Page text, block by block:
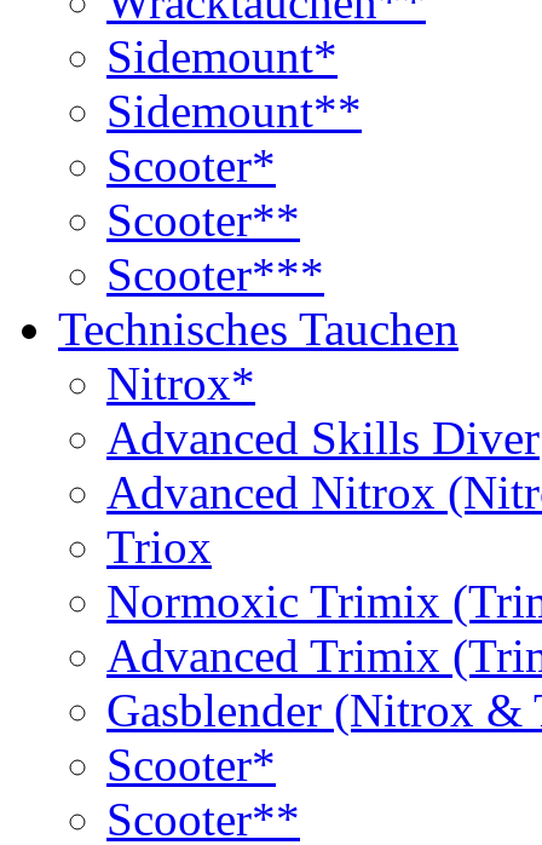
Sidemount*
Sidemount**
Scooter*
Scooter**
Scooter***
Technisches Tauchen
Nitrox*
Advanced Skills Diver
Advanced Nitrox
Triox
Normoxic Trimix
Advanced Trimix
Gasblender (Nitrox
Scooter*
Scooter**